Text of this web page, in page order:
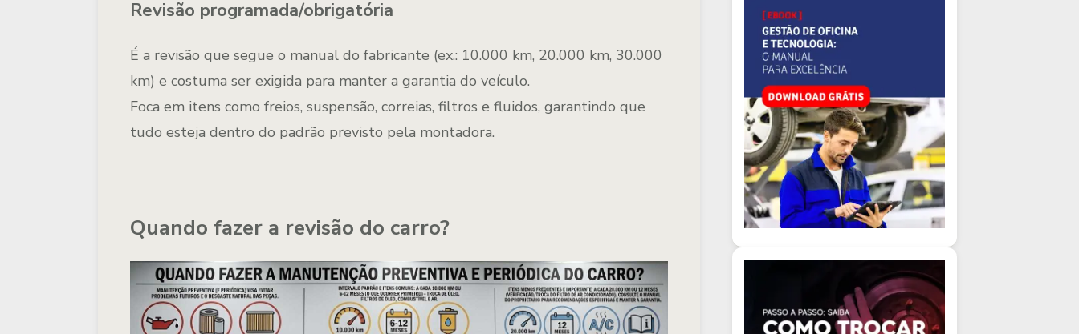
Revisão programada/obrigatória
É a revisão que segue o manual do fabricante (ex.: 10.000 km, 20.000 km, 30.000
km) e costuma ser exigida para manter a garantia do veículo.
Foca em itens como freios, suspensão, correias, filtros e fluidos, garantindo que
tudo esteja dentro do padrão previsto pela montadora.
Quando fazer a revisão do carro?